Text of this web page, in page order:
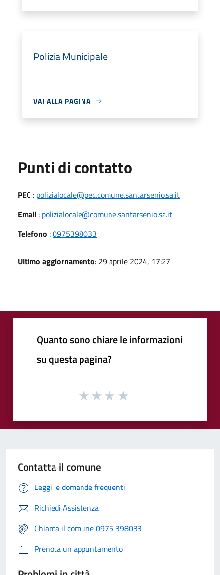
Polizia Municipale
VAI ALLA PAGINA
Punti di contatto
PEC : polizialocale@pec.comune.santarsenio.sa.it
Email : polizialocale@comune.santarsenio.sa.it
Telefono :0975398033
Ultimo aggiornamento: 29 aprile 2024, 17:27
Quanto sono chiare le informazioni
su questa pagina?
Contatta il comune
Leggi le domande frequenti
Richiedi Assistenza
Chiama il comune 0975 398033
Prenota un appuntamento